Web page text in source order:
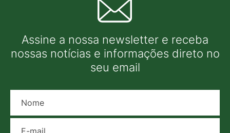
Assine a nossa newsletter e receba
nossas notícias e informações direto no
seu email